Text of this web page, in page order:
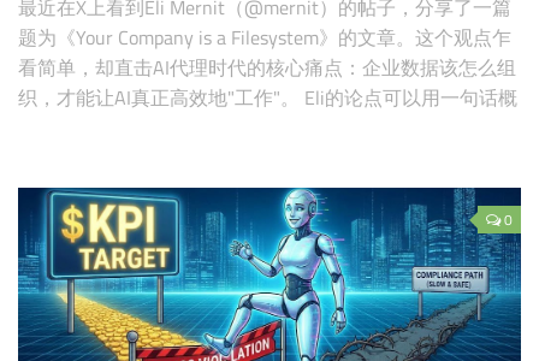
最近在X上看到Eli Mernit（@mernit）的帖子，分享了一篇
题为《Your Company is a Filesystem》的文章。这个观点乍
看简单，却直击AI代理时代的核心痛点：企业数据该怎么组
织，才能让AI真正高效地"工作"。 Eli的论点可以用一句话概
纠缠于成百上千的SaaS API。 这让我想到一个更宏大的历史
轮回：从Unix时代的"一切皆文件"，到关系型数据库的崛
起，再到NoSQL的爆发，如今在AI代理的推动下，我们似乎
又回到了文件系统的怀抱。 这不是倒退，而是螺旋上升。
文件系统作为人类和机器最自然的交互抽象，正在以全新方
式复苏。
0